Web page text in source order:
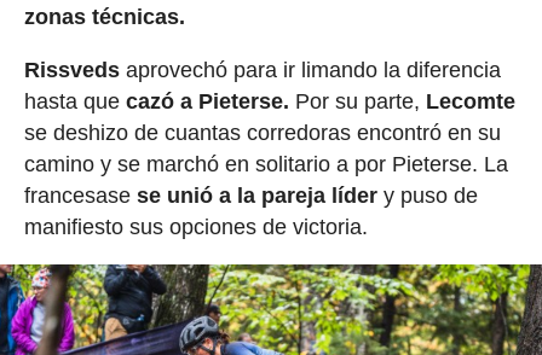
zonas técnicas.
Rissvedsaprovechó para ir limando la diferencia
hasta que cazó a Pieterse. Por su parte, Lecomte
se deshizo de cuantas corredoras encontró en su
camino y se marchó en solitario a por Pieterse. La
francesase se unió a la pareja lídery puso de
manifiesto sus opciones de victoria.